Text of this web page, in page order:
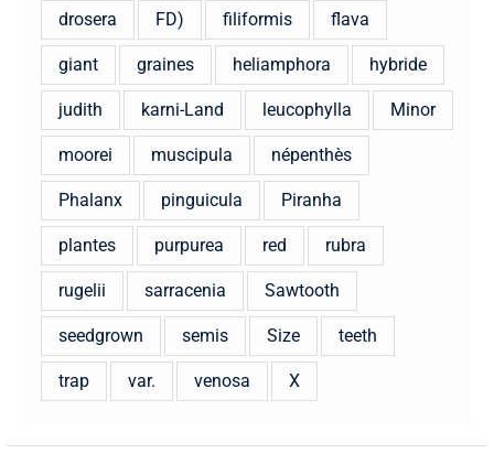
drosera FD) filiformis flava
giant graines heliamphora hybride
judith karni-Land leucophylla Minor
moorei muscipula népenthès
Phalanx pinguicula Piranha
plantes purpurea red rubra
rugelii sarracenia Sawtooth
seedgrown semis Size teeth
trap var. venosa X